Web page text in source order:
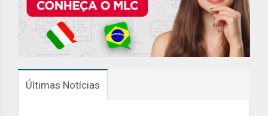
Últimas Notícias